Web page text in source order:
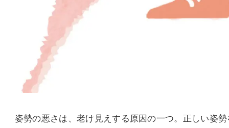
姿勢の悪さは、老け見えする原因の一つ。正しい姿